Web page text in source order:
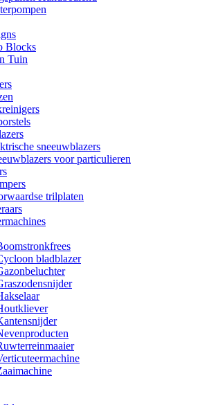
Blocks
Tuin
sneeuwblazers
voor particulieren
trilplaten
bladblazer